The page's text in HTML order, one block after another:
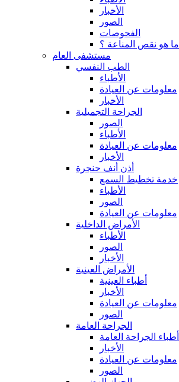
الأخبار
الصور
الفحوصات
ما هو نقص المناعة ؟
مستشفى العام
الطب النفسي
الأطباء
معلومات عن العيادة
الأخبار
الجراحة التجميلية
الصور
الأطباء
معلومات عن العيادة
الأخبار
أذن أنف حنجرة
خدمة تخطيط السمع
الأطباء
الصور
معلومات عن العيادة
الأمراض الداخلية
الأطباء
الصور
الأخبار
الأمراض العينية
أطباء العينية
الأخبار
معلومات عن العيادة
الصور
الجراحة العامة
أطباء الجراحة العامة
الأخبار
معلومات عن العيادة
الصور